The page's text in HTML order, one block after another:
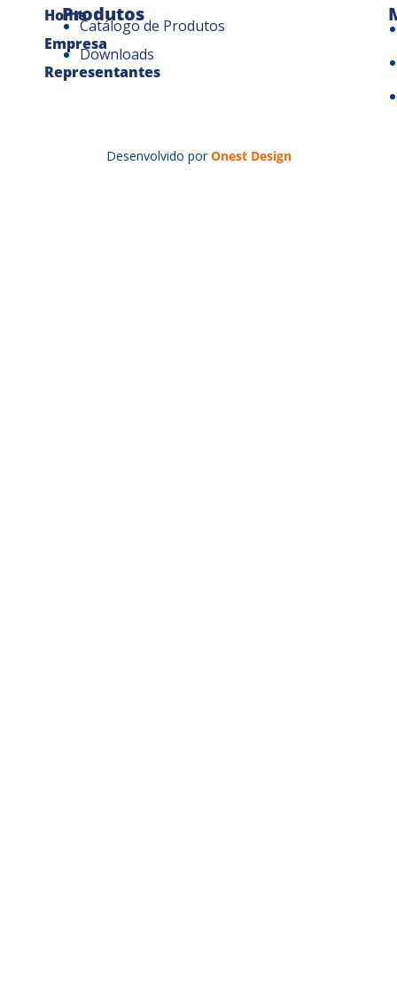
Home
Empresa
Representantes
Produtos
Catálogo de Produtos
Downloads
Desenvolvido por Onest Design